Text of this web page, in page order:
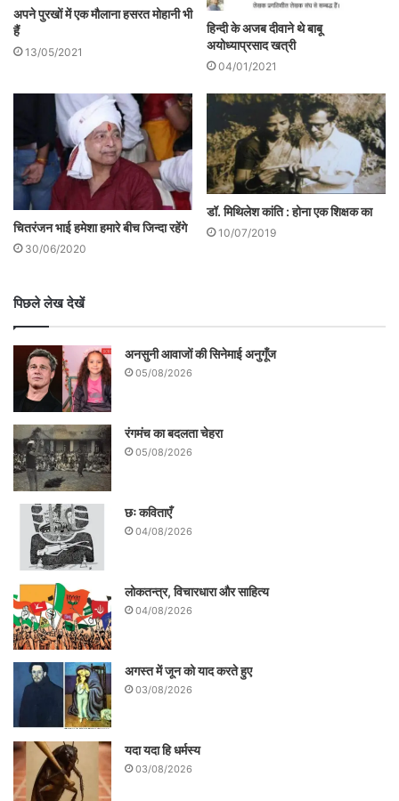
अपने पुरखों में एक मौलाना हसरत मोहानी भी
हैं
13/05/2021
हिन्दी के अजब दीवाने थे बाबू
अयोध्याप्रसाद खत्री
04/01/2021
चितरंजन भाई हमेशा हमारे बीच जिन्दा रहेंगे
30/06/2020
डॉ. मिथिलेश कांति : होना एक शिक्षक का
10/07/2019
पिछले लेख देखें
अनसुनी आवाजों की सिनेमाई अनुगूँज
05/08/2026
रंगमंच का बदलता चेहरा
05/08/2026
छः कविताएँ
04/08/2026
लोकतन्त्र, विचारधारा और साहित्य
04/08/2026
अगस्त में जून को याद करते हुए
03/08/2026
यदा यदा हि धर्मस्य
03/08/2026